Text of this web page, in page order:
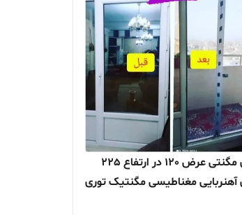
توری مگنتی عرض 120 در ارتفاع 225
آهنربایی مغناطیسی مگنتیک توری